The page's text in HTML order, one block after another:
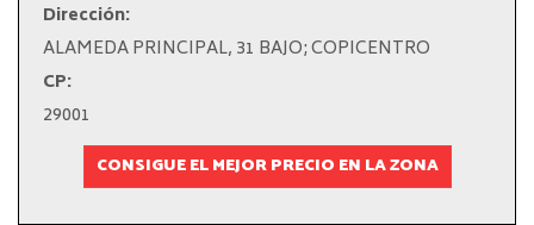
Dirección:
ALAMEDA PRINCIPAL, 31 BAJO; COPICENTRO
CP:
29001
CONSIGUE EL MEJOR PRECIO EN LA ZONA